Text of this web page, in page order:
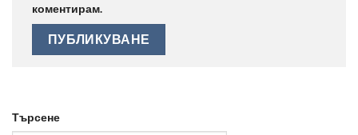
коментирам.
Търсене